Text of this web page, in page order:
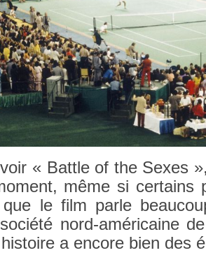
« Battle of the Sexes
même si cer­tains
que le film parle
nord-américaine
a en­core bien des